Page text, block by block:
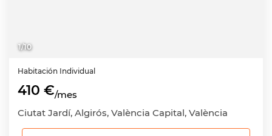
1/10
Habitación Individual
410 €/mes
Ciutat Jardí, Algirós, València Capital, València